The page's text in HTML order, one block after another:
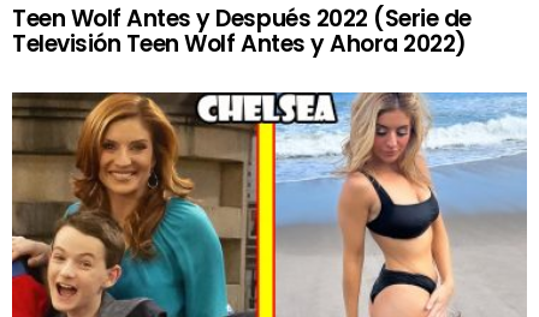
Teen Wolf Antes y Después 2022 (Serie de
Televisión Teen Wolf Antes y Ahora 2022)